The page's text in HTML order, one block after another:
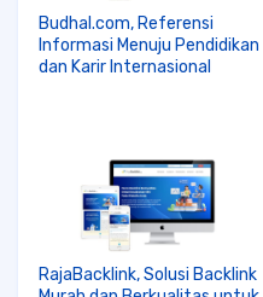
Budhal.com, Referensi
Informasi Menuju Pendidikan
dan Karir Internasional
RajaBacklink, Solusi Backlink